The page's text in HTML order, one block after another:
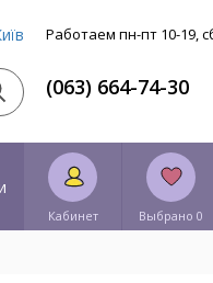
Работаем пн-пт 10-19,
(063) 664-74-30
Кабинет Выбрано 0